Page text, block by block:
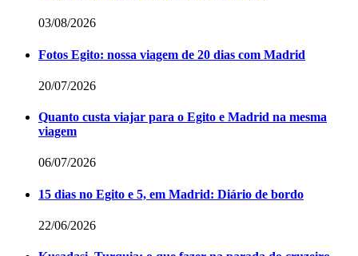
03/08/2026
Fotos Egito: nossa viagem de 20 dias com Madrid
20/07/2026
Quanto custa viajar para o Egito e Madrid na mesma
viagem
06/07/2026
15 dias no Egito e 5, em Madrid: Diário de bordo
22/06/2026